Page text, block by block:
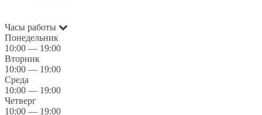
Часы работы
Понедельник
10:00 — 19:00
Вторник
10:00 — 19:00
Среда
10:00 — 19:00
Четверг
10:00 — 19:00